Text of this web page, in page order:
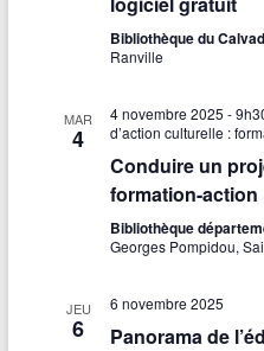
Bibliothèque du
Ranville
MAR
4
4 novembre 2025 -
d’action culturelle :
Conduire un
formation-action
Bibliothèque
Georges Pompidou,
JEU
6
6 novembre 2025
Panorama de